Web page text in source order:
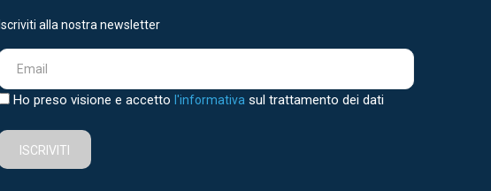
Iscriviti alla nostra newsletter
Ho preso visione e accetto l'informativa sul trattamento dei dati
ISCRIVITI